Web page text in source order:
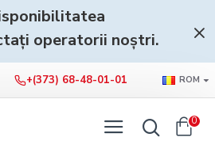
operatorii noștri.
+(373) 68-48-01-01 ROM
0